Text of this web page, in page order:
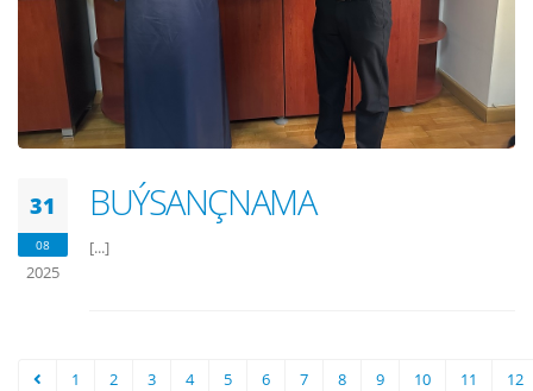
31
08
2025
BUÝSANÇNAMA
[...]
1 2 3 4 5 6 7 8 9 10 11 12